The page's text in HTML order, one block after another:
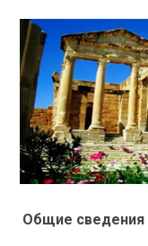
Общие сведения